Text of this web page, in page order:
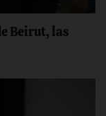
Beirut, las